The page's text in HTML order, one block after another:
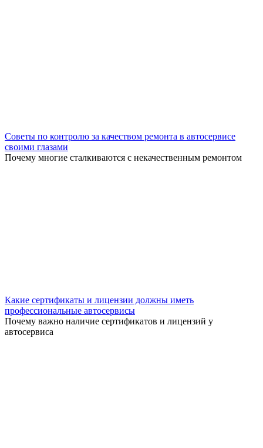
Советы по контролю за качеством ремонта в автосервисе
своими глазами
Почему многие сталкиваются с некачественным ремонтом
Какие сертификаты и лицензии должны иметь
профессиональные автосервисы
Почему важно наличие сертификатов и лицензий у
автосервиса